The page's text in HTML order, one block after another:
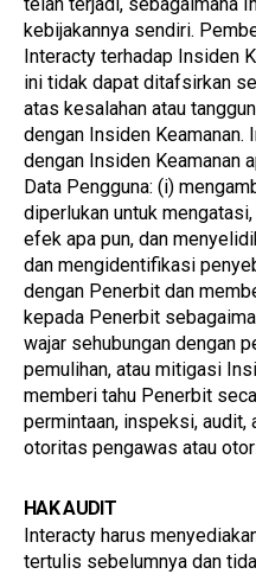
kebijakannya sendiri.
Interacty terhadap Insiden
ini tidak dapat ditafsirkan
atas kesalahan atau
dengan Insiden Keamanan.
dengan Insiden Keamanan
Data Pengguna: (i)
diperlukan untuk
efek apa pun, dan
dan mengidentifikasi
dengan Penerbit dan
kepada Penerbit
wajar sehubungan dengan
pemulihan, atau mitigasi
memberi tahu Penerbit
permintaan, inspeksi,
otoritas pengawas atau
HAK AUDIT
Interacty harus
tertulis sebelumnya dan